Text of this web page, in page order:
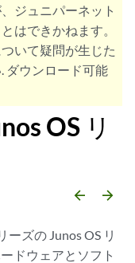
ジュニパーネット
はできかねます。
いて疑問が生じた
ダウンロード可能
OS リ
arrow_backward arrow_forward
ズの Junos OS リ
ドウェアとソフト